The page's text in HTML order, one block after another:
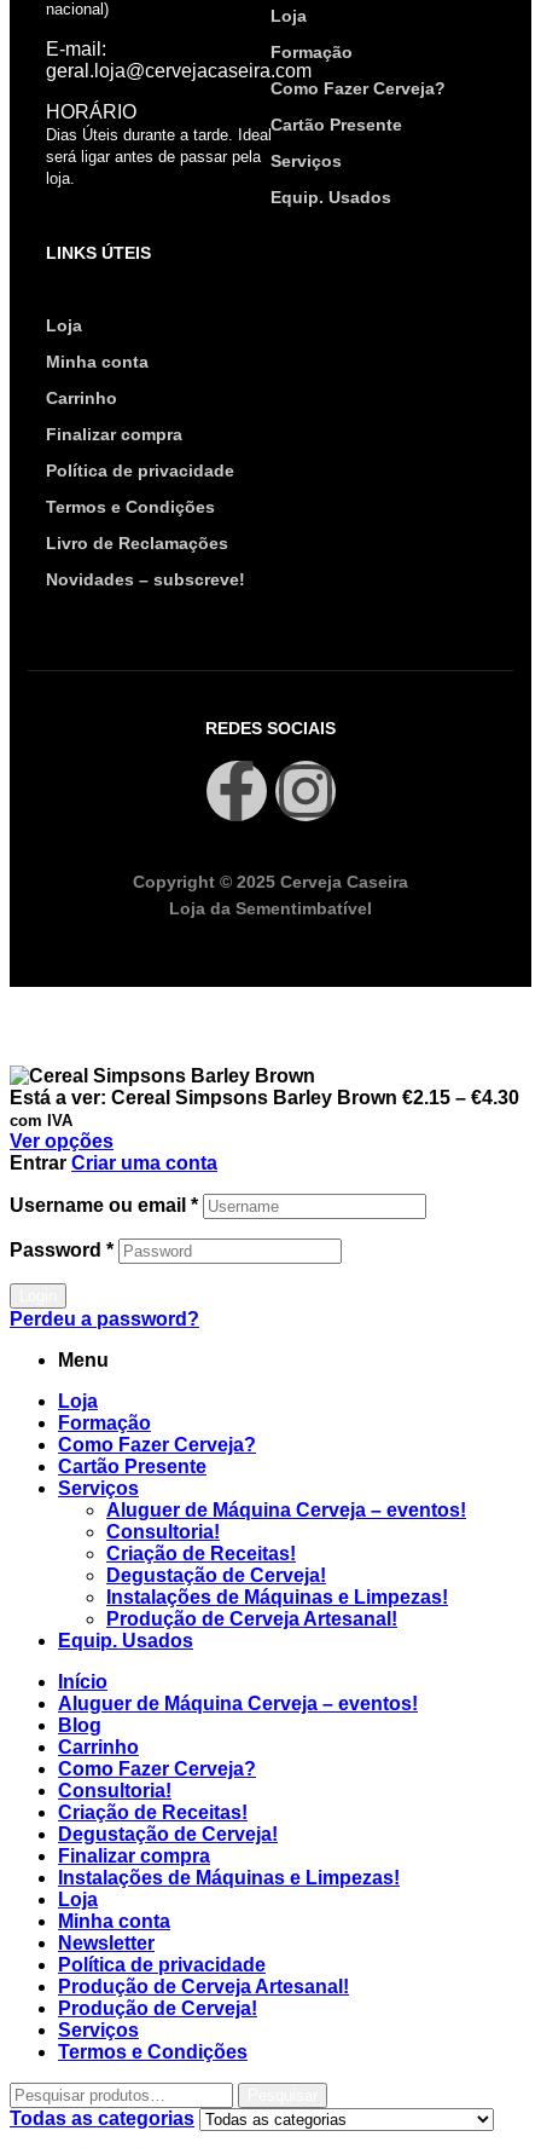
nacional)
E-mail:
geral.loja@cervejacaseira.com
HORÁRIO
Dias Úteis durante a tarde. Ideal
será ligar antes de passar pela
loja.
Loja
Formação
Como Fazer Cerveja?
Cartão Presente
Serviços
Equip. Usados
LINKS ÚTEIS
Loja
Minha conta
Carrinho
Finalizar compra
Política de privacidade
Termos e Condições
Livro de Reclamações
Novidades – subscreve!
REDES SOCIAIS
Copyright © 2025 Cerveja Caseira
Loja da Sementimbatível
Está a ver: Cereal Simpsons Barley Brown €2.15 – €4.30
com IVA
Ver opções
Entrar Criar uma conta
Username ou email *
Password *
Perdeu a password?
Menu
Loja
Formação
Como Fazer Cerveja?
Cartão Presente
Serviços
Aluguer de Máquina Cerveja – eventos!
Consultoria!
Criação de Receitas!
Degustação de Cerveja!
Instalações de Máquinas e Limpezas!
Produção de Cerveja Artesanal!
Equip. Usados
Início
Aluguer de Máquina Cerveja – eventos!
Blog
Carrinho
Como Fazer Cerveja?
Consultoria!
Criação de Receitas!
Degustação de Cerveja!
Finalizar compra
Instalações de Máquinas e Limpezas!
Loja
Minha conta
Newsletter
Política de privacidade
Produção de Cerveja Artesanal!
Produção de Cerveja!
Serviços
Termos e Condições
Todas as categorias